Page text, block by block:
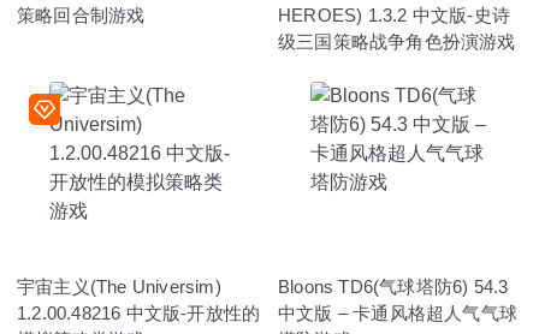
策略回合制游戏
HEROES) 1.3.2 中文版-史诗
级三国策略战争角色扮演游戏
宇宙主义(The Universim)
1.2.00.48216 中文版-开放性的
Bloons TD6(气球塔防6) 54.3
中文版 – 卡通风格超人气气球